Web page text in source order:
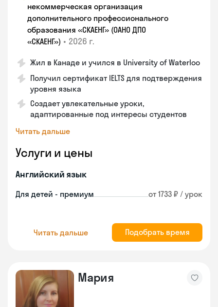
некоммерческая организация
дополнительного профессионального
образования «СКАЕНГ» (ОАНО ДПО
«СКАЕНГ») • 2026 г.
Жил в Канаде и учился в University of Waterloo
Получил сертификат IELTS для подтверждения
уровня языка
Создает увлекательные уроки,
адаптированные под интересы студентов
Читать дальше
Услуги и цены
Английский язык
Для детей - премиум от 1733 ₽ / урок
Читать дальше Подобрать время
Мария